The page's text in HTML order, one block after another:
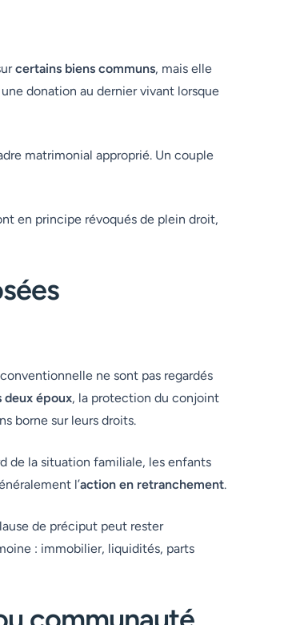
certains biens communs, mais elle
donation au dernier vivant lorsque
matrimonial approprié. Un couple
en principe révoqués de plein droit,
ne sont pas regardés
deux époux, la protection du conjoint
borne sur leurs droits.
de la situation familiale, les enfants
l’action en retranchement.
de préciput peut rester
: immobilier, liquidités, parts